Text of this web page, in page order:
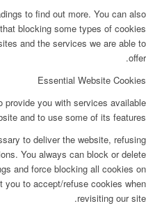
to find out more. You can also
blocking some types of cookies
and the services we are able to
offer.
Essential Website Cookies
you with services available
and to use some of its features.
to deliver the website, refusing
You always can block or delete
and force blocking all cookies on
to accept/refuse cookies when
revisiting our site.